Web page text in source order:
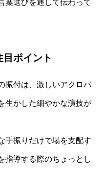
葉選びを通して伝わって
ポイント
振付は、激しいアクロバ
生かした細やかな演技が
手振りだけで場を支配す
指導する際のちょっとし